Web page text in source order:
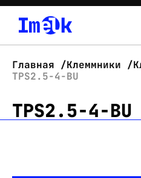
Главная Клеммники
TPS2.5-4-BU
TPS2.5-4-BU